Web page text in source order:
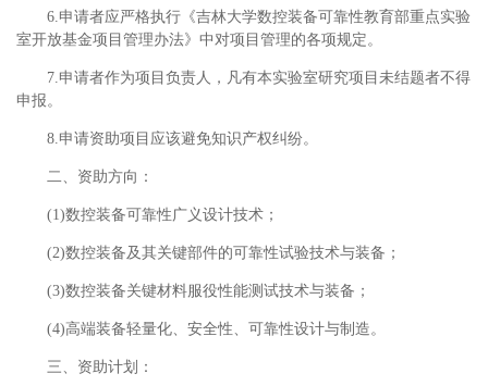
6.申请者应严格执行《吉林大学数控装备可靠性教育部重点实验
室开放基金项目管理办法》中对项目管理的各项规定。
7.申请者作为项目负责人，凡有本实验室研究项目未结题者不得
申报。
8.申请资助项目应该避免知识产权纠纷。
二、资助方向：
(1)数控装备可靠性广义设计技术；
(2)数控装备及其关键部件的可靠性试验技术与装备；
(3)数控装备关键材料服役性能测试技术与装备；
(4)高端装备轻量化、安全性、可靠性设计与制造。
三、资助计划：